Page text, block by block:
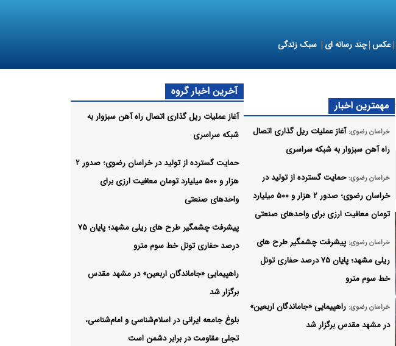
عکس چند رسانه ای سبک زندگی
مهمترین اخبار
خراسان رضوی: آغاز عملیات ریل‌ گذاری اتصال
راه‌ آهن سبزوار به شبکه سراسری
خراسان رضوی: حمایت گسترده از تولید در
خراسان رضوی؛ صدور ۲ هزار و ۵۰۰ میلیارد
تومان معافیت ارزی برای واحدهای صنعتی
خراسان رضوی: پیشرفت چشمگیر طرح های
ریلی مشهد؛ پایان ۷۵ درصد حفاری تونل
خط سوم مترو
خراسان رضوی: راهپیمایی «جاماندگان اربعین»
در مشهد مقدس برگزار شد
آخرین اخبار گروه
آغاز عملیات ریل‌ گذاری اتصال راه‌ آهن سبزوار به
شبکه سراسری
حمایت گسترده از تولید در خراسان رضوی؛ صدور ۲
هزار و ۵۰۰ میلیارد تومان معافیت ارزی برای
واحدهای صنعتی
پیشرفت چشمگیر طرح های ریلی مشهد؛ پایان ۷۵
درصد حفاری تونل خط سوم مترو
راهپیمایی «جاماندگان اربعین» در مشهد مقدس
برگزار شد
بلوغ جامعه ایرانی در اسلام‌شناسی و امام‌شناسی،
تجلی مقاومت در برابر دشمن است